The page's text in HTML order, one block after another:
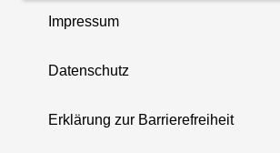
Impressum
Datenschutz
Erklärung zur Barrierefreiheit